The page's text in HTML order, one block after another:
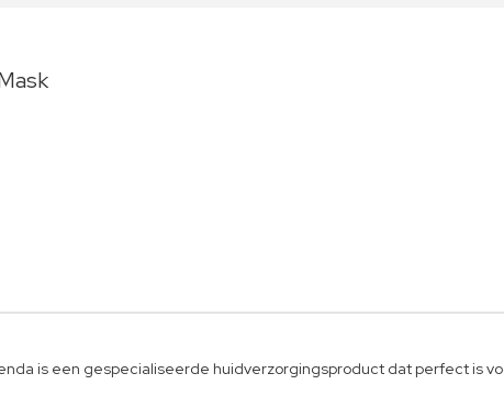
is een gespecialiseerde huidverzorgingsproduct dat perfect is